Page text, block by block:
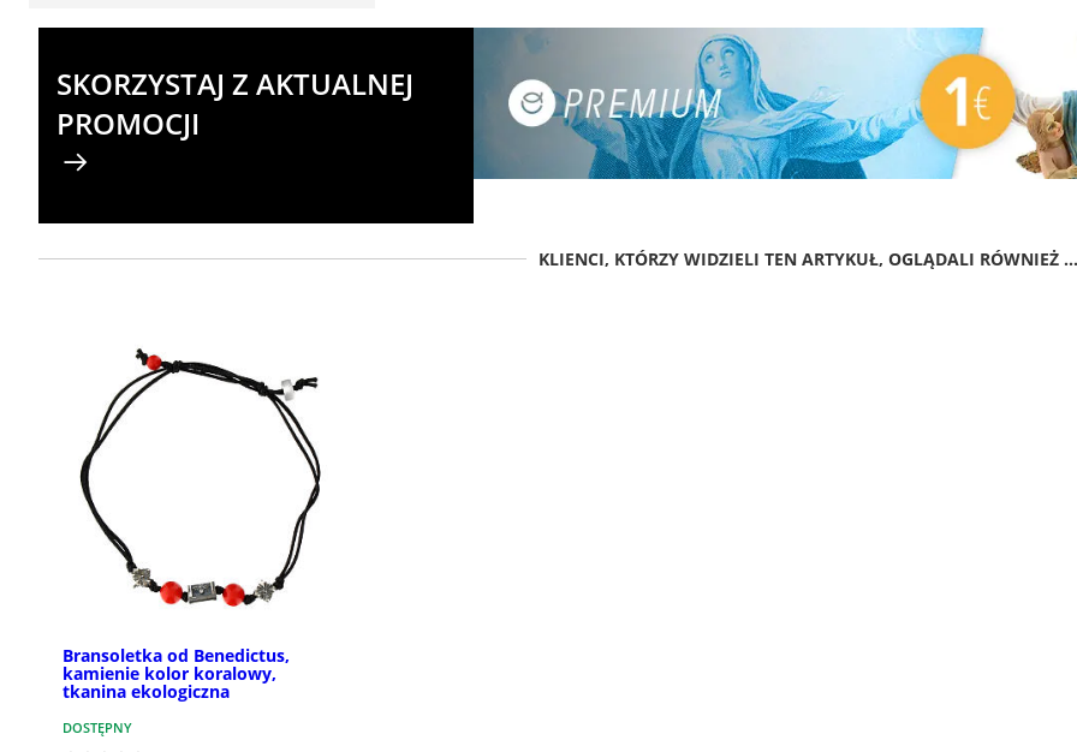
SKORZYSTAJ Z AKTUALNEJ
PROMOCJI
KLIENCI, KTÓRZY WIDZIELI TEN ARTYKUŁ, OGLĄDALI RÓWNIEŻ ...
Bransoletka od Benedictus,
kamienie kolor koralowy,
tkanina ekologiczna
DOSTĘPNY